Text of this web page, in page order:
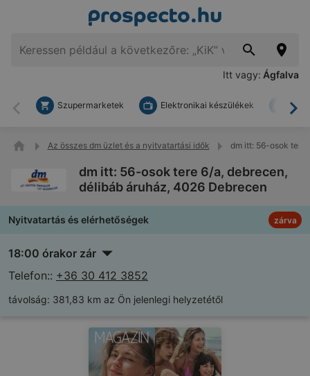
Itt vagy: Ágfalva
Vissza
Szupermarketek Elektronikai készülékek
Az összes dm üzlet és a nyitvatartási idők dm itt: 56-osok tere
dm itt: 56-osok tere 6/a, debrecen,
délibáb áruház, 4026 Debrecen
Nyitvatartás és elérhetőségek zárva
18:00 órakor zár
Telefon:: +36 30 412 3852
távolság: 381,83 km az Ön jelenlegi helyzetétől